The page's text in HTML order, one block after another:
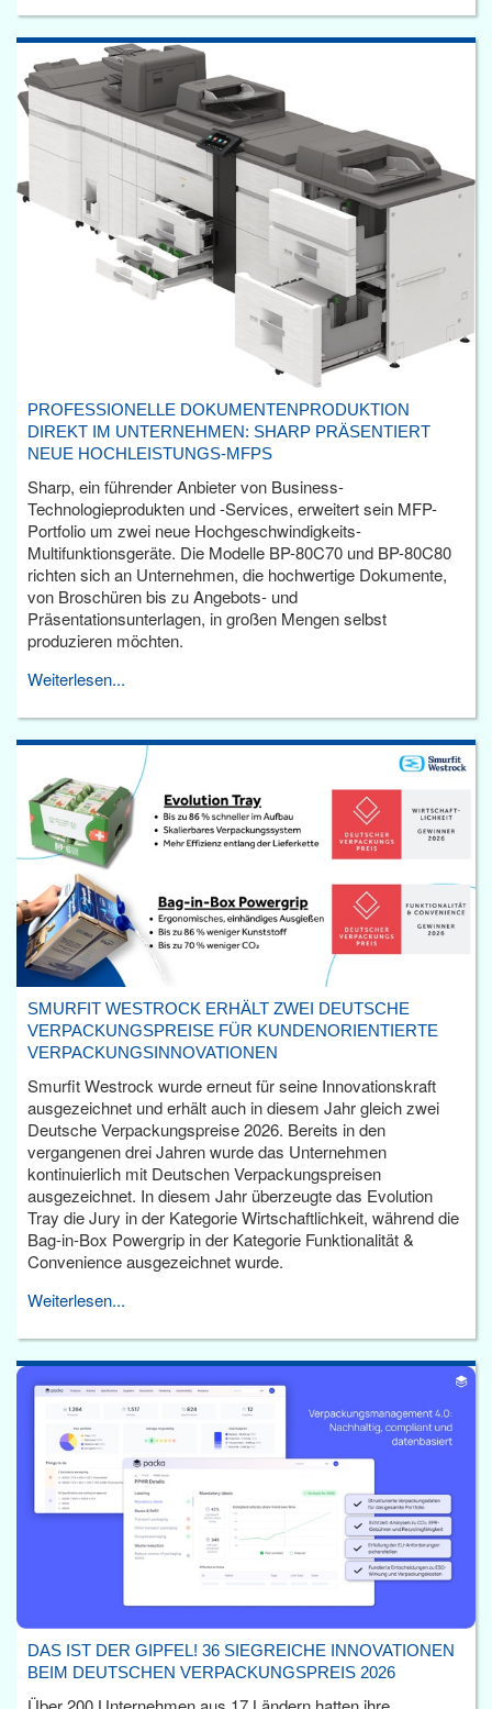
PROFESSIONELLE DOKUMENTENPRODUKTION
DIREKT IM UNTERNEHMEN: SHARP PRÄSENTIERT
NEUE HOCHLEISTUNGS-MFPS
Sharp, ein führender Anbieter von Business-
Technologieprodukten und -Services, erweitert sein MFP-
Portfolio um zwei neue Hochgeschwindigkeits-
Multifunktionsgeräte. Die Modelle BP-80C70 und BP-80C80
richten sich an Unternehmen, die hochwertige Dokumente,
von Broschüren bis zu Angebots- und
Präsentationsunterlagen, in großen Mengen selbst
produzieren möchten.
Weiterlesen...
SMURFIT WESTROCK ERHÄLT ZWEI DEUTSCHE
VERPACKUNGSPREISE FÜR KUNDENORIENTIERTE
VERPACKUNGSINNOVATIONEN
Smurfit Westrock wurde erneut für seine Innovationskraft
ausgezeichnet und erhält auch in diesem Jahr gleich zwei
Deutsche Verpackungspreise 2026. Bereits in den
vergangenen drei Jahren wurde das Unternehmen
kontinuierlich mit Deutschen Verpackungspreisen
ausgezeichnet. In diesem Jahr überzeugte das Evolution
Tray die Jury in der Kategorie Wirtschaftlichkeit, während die
Bag-in-Box Powergrip in der Kategorie Funktionalität &
Convenience ausgezeichnet wurde.
Weiterlesen...
DAS IST DER GIPFEL! 36 SIEGREICHE INNOVATIONEN
BEIM DEUTSCHEN VERPACKUNGSPREIS 2026